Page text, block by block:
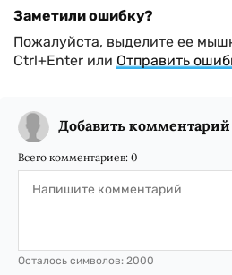
Заметили ошибку?
Пожалуйста, выделите ее
Ctrl+Enter или Отправить
Добавить комментарий
Всего комментариев: 0
Осталось символов: 2000